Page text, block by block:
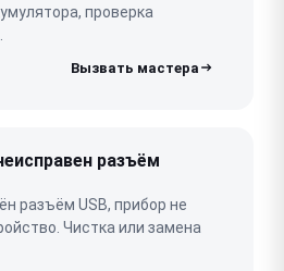
проверка
разъём
разъём USB, прибор не
Чистка или замена